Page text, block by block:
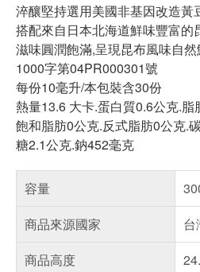
淬釀堅持選用美國非基因改造黃
搭配來自日本北海道鮮味豐富的
滋味圓潤飽滿,呈現昆布風味自
1000字第04PR000301號
每份10毫升/本包裝含30份
熱量13.6 大卡.蛋白質0.6公克.脂
飽和脂肪0公克.反式脂肪0公克.
糖2.1公克.鈉452毫克
容量
商品來源國家
台
商品高度